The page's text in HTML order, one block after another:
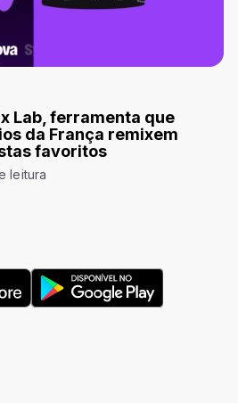
Lab, ferramenta que
da França remixem
favoritos
leitura